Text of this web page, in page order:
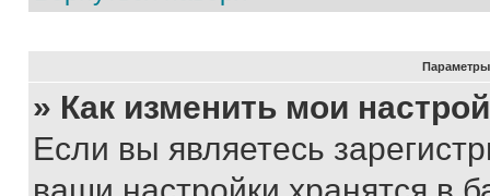
Параметры
» Как изменить мои
Если вы являетесь